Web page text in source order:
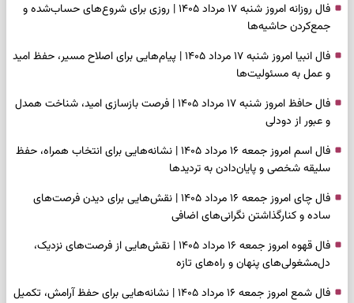
فال روزانه امروز شنبه ۱۷ مرداد ۱۴۰۵ | روزی برای شروع‌های حساب‌شده و
جمع‌کردن حاشیه‌ها
فال انبیا امروز شنبه ۱۷ مرداد ۱۴۰۵ | پیام‌هایی برای اصلاح مسیر، حفظ امید
و عمل به مسئولیت‌ها
فال حافظ امروز شنبه ۱۷ مرداد ۱۴۰۵ | فرصت بازسازی امید، شناخت همدل
و عبور از دودلی
فال اسم امروز جمعه ۱۶ مرداد ۱۴۰۵ | نشانه‌هایی برای انتخاب همراه، حفظ
سلیقه شخصی و پایان‌دادن به تردیدها
فال چای امروز جمعه ۱۶ مرداد ۱۴۰۵ | نقش‌هایی برای دیدن فرصت‌های
ساده و کنارگذاشتن نگرانی‌های اضافی
فال قهوه امروز جمعه ۱۶ مرداد ۱۴۰۵ | نقش‌هایی از فرصت‌های نزدیک،
دل‌مشغولی‌های پنهان و راه‌های تازه
فال شمع امروز جمعه ۱۶ مرداد ۱۴۰۵ | نشانه‌هایی برای حفظ آرامش، تکمیل